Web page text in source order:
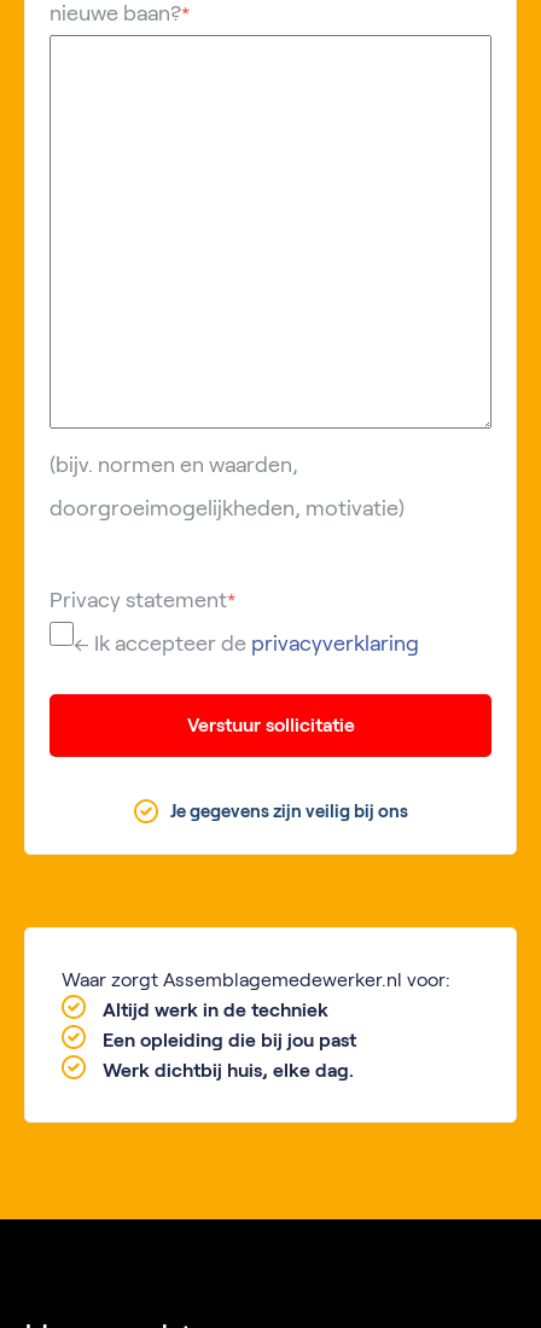
nieuwe baan?*
(bijv. normen en waarden,
doorgroeimogelijkheden, motivatie)
Privacy statement*
← Ik accepteer de privacyverklaring
Verstuur sollicitatie
Je gegevens zijn veilig bij ons
Waar zorgt Assemblagemedewerker.nl voor:
Altijd werk in de techniek
Een opleiding die bij jou past
Werk dichtbij huis, elke dag.